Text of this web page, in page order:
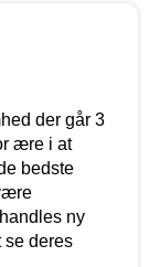
der går 3
ære i at
bedste
ny
se deres